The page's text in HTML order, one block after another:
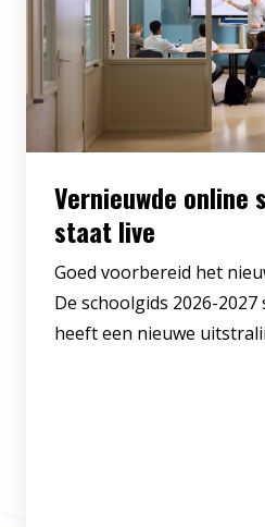
Vernieuwde online
staat live
Goed voorbereid het
De schoolgids 2026-
heeft een nieuwe